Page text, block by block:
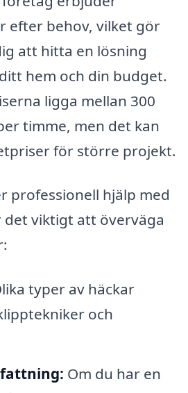
efter behov, vilket gör
att hitta en lösning
hem och din budget.
ligga mellan 300
timme, men det kan
för större projekt.
professionell hjälp med
det viktigt att överväga
typer av häckar
och
Om du har en